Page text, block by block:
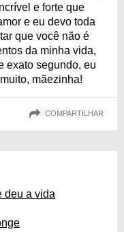
e forte que
e eu devo toda
que você não é
da minha vida,
exato segundo, eu
mãezinha!
COMPARTILHAR
deu a vida